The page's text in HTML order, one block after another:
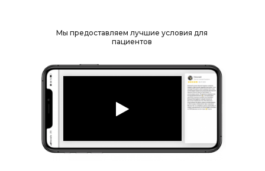
Мы предоставляем лучшие условия для
пациентов